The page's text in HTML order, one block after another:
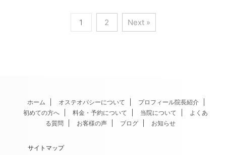
か？ 1回の治療を受けて
びっくり。あれ程曲がら
ってきています。睡眠も
浅く寝つきが悪いのも悩
状 右肩関節の痛み 左土
踏まずの痛み 腰痛 ②
せん。 元々特に左の土ふ
まずの痛みは立ち仕事と
いうこともあり、2日に1
ていましたが改善してい
症状 腰のヘルニア手術後
20年が経ち、この頃は腰
他の治療では、呼吸が浅
く、過緊張状態と指摘さ
れるものの、筋肉・関節
1 2 Next »
ホーム オステオパシーについて
プロフィール院長紹介
初めての方へ
料金・予約について 当院について
よくあ
る質問
お客様の声 ブログ お知らせ
サイトマップ